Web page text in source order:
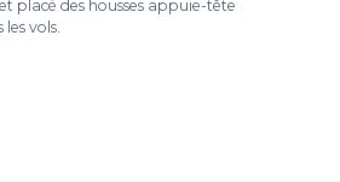
placé des housses appuie-tête
vols.